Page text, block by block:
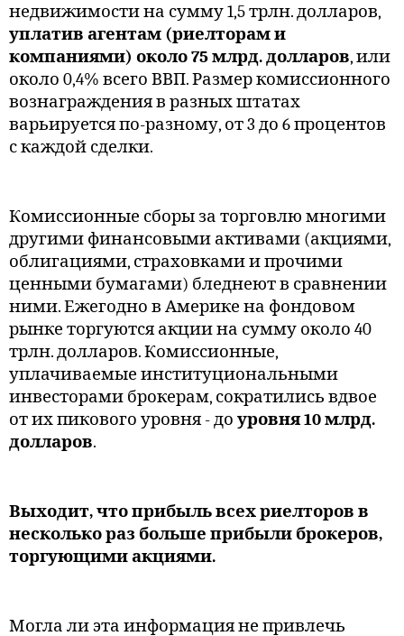
недвижимости на сумму 1,5 трлн. долларов,
уплатив агентам (риелторам и
компаниями) около 75 млрд. долларов, или
около 0,4% всего ВВП. Размер комиссионного
вознаграждения в разных штатах
варьируется по-разному, от 3 до 6 процентов
с каждой сделки.
Комиссионные сборы за торговлю многими
другими финансовыми активами (акциями,
облигациями, страховками и прочими
ценными бумагами) бледнеют в сравнении
ними. Ежегодно в Америке на фондовом
рынке торгуются акции на сумму около 40
трлн. долларов. Комиссионные,
уплачиваемые институциональными
инвесторами брокерам, сократились вдвое
от их пикового уровня - до уровня 10 млрд.
долларов.
Выходит, что прибыль всех риелторов в
несколько раз больше прибыли брокеров,
торгующими акциями.
Могла ли эта информация не привлечь